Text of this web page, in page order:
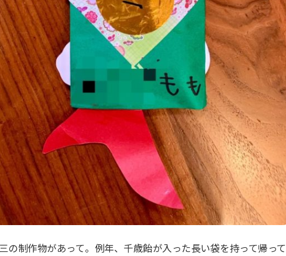
の制作物があって。例年、千歳飴が入った長い袋を持って帰って